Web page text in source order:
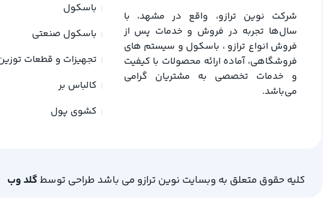
شرکت نوین ترازو، واقع در مشهد، با
سال‌ها تجربه در فروش و خدمات پس از
فروش انواع ترازو ، باسکول و سیستم های
فروشگاهی، آماده ارائه محصولات با کیفیت
و خدمات تخصصی به مشتریان گرامی
می‌باشد.
باسکول
باسکول صنعتی
تجهیزات و قطعات
کالباس بر
کشوی پول
کلیه حقوق متعلق به وبسایت نوین ترازو می باشد طراحی توسطگلد وب